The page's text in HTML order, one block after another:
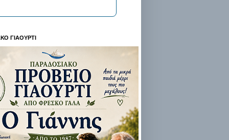
ΓΙΑΟΥΡΤΙ